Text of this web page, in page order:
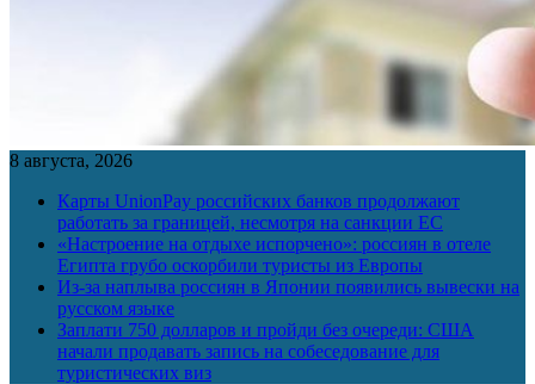
8 августа, 2026
Карты UnionPay российских банков продолжают
работать за границей, несмотря на санкции ЕС
«Настроение на отдыхе испорчено»: россиян в отеле
Египта грубо оскорбили туристы из Европы
Из-за наплыва россиян в Японии появились вывески на
русском языке
Заплати 750 долларов и пройди без очереди: США
начали продавать запись на собеседование для
туристических виз